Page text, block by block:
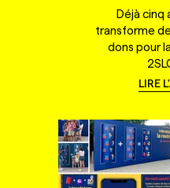
Déjà cinq
transforme
dons pour
LIRE